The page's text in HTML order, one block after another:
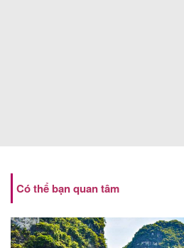
Có thể bạn quan tâm